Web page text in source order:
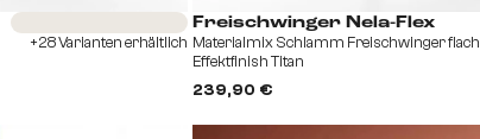
Sofort versandfertig
+28 Varianten erhältlich
Freischwinger Nela-Flex
Materialmix Schlamm Freischwinger flach
Effektfinish Titan
239,90 €